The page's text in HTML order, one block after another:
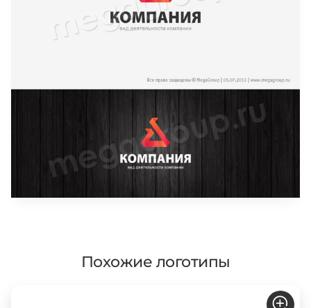
Похожие логотипы